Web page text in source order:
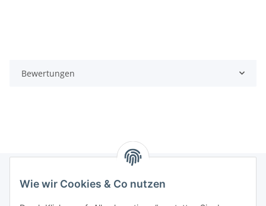
Bewertungen
Wie wir Cookies & Co nutzen